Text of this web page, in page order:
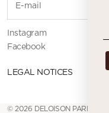
Instagram
Facebook
LEGAL NOTICES
© 2026 DELOISON PARIS